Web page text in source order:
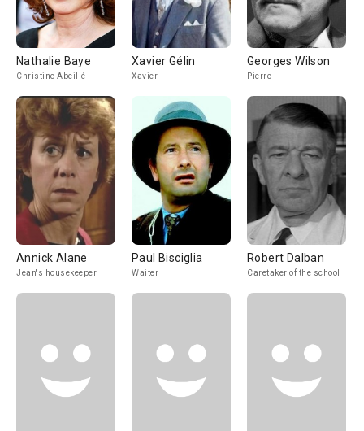
Nathalie Baye
Christine Abeillé
Xavier Gélin
Xavier
Georges Wilson
Pierre
Annick Alane
Jean's housekeeper
Paul Bisciglia
Waiter
Robert Dalban
Caretaker of the school